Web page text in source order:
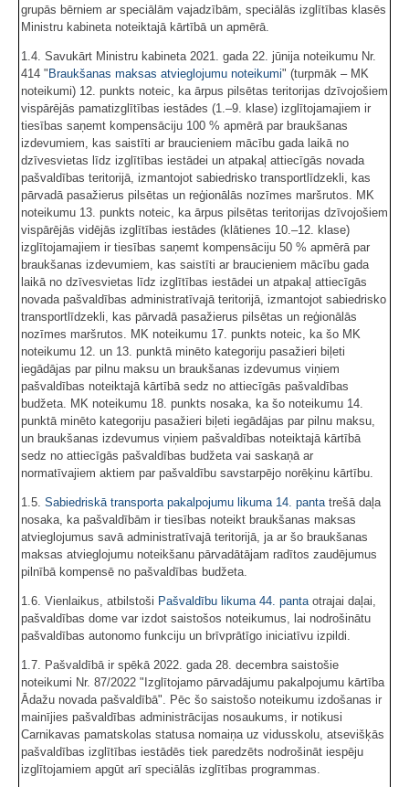
grupās bērniem ar speciālām vajadzībām, speciālās izglītības klasēs
Ministru kabineta noteiktajā kārtībā un apmērā.
1.4. Savukārt Ministru kabineta 2021. gada 22. jūnija noteikumu Nr.
414 " Braukšanas maksas atvieglojumu noteikumi" (turpmāk – MK
noteikumi) 12. punkts noteic, ka ārpus pilsētas teritorijas dzīvojošiem
vispārējās pamatizglītības iestādes (1.–9. klase) izglītojamajiem ir
tiesības saņemt kompensāciju 100 % apmērā par braukšanas
izdevumiem, kas saistīti ar braucieniem mācību gada laikā no
dzīvesvietas līdz izglītības iestādei un atpakaļ attiecīgās novada
pašvaldības teritorijā, izmantojot sabiedrisko transportlīdzekli, kas
pārvadā pasažierus pilsētas un reģionālās nozīmes maršrutos. MK
noteikumu 13. punkts noteic, ka ārpus pilsētas teritorijas dzīvojošiem
vispārējās vidējās izglītības iestādes (klātienes 10.–12. klase)
izglītojamajiem ir tiesības saņemt kompensāciju 50 % apmērā par
braukšanas izdevumiem, kas saistīti ar braucieniem mācību gada
laikā no dzīvesvietas līdz izglītības iestādei un atpakaļ attiecīgās
novada pašvaldības administratīvajā teritorijā, izmantojot sabiedrisko
transportlīdzekli, kas pārvadā pasažierus pilsētas un reģionālās
nozīmes maršrutos. MK noteikumu 17. punkts noteic, ka šo MK
noteikumu 12. un 13. punktā minēto kategoriju pasažieri biļeti
iegādājas par pilnu maksu un braukšanas izdevumus viņiem
pašvaldības noteiktajā kārtībā sedz no attiecīgās pašvaldības
budžeta. MK noteikumu 18. punkts nosaka, ka šo noteikumu 14.
punktā minēto kategoriju pasažieri biļeti iegādājas par pilnu maksu,
un braukšanas izdevumus viņiem pašvaldības noteiktajā kārtībā
sedz no attiecīgās pašvaldības budžeta vai saskaņā ar
normatīvajiem aktiem par pašvaldību savstarpējo norēķinu kārtību.
1.5. Sabiedriskā transporta pakalpojumu likuma 14. panta trešā daļa
nosaka, ka pašvaldībām ir tiesības noteikt braukšanas maksas
atvieglojumus savā administratīvajā teritorijā, ja ar šo braukšanas
maksas atvieglojumu noteikšanu pārvadātājam radītos zaudējumus
pilnībā kompensē no pašvaldības budžeta.
1.6. Vienlaikus, atbilstoši Pašvaldību likuma 44. panta otrajai daļai,
pašvaldības dome var izdot saistošos noteikumus, lai nodrošinātu
pašvaldības autonomo funkciju un brīvprātīgo iniciatīvu izpildi.
1.7. Pašvaldībā ir spēkā 2022. gada 28. decembra saistošie
noteikumi Nr. 87/2022 "Izglītojamo pārvadājumu pakalpojumu kārtība
Ādažu novada pašvaldībā". Pēc šo saistošo noteikumu izdošanas ir
mainījies pašvaldības administrācijas nosaukums, ir notikusi
Carnikavas pamatskolas statusa nomaiņa uz vidusskolu, atsevišķās
pašvaldības izglītības iestādēs tiek paredzēts nodrošināt iespēju
izglītojamiem apgūt arī speciālās izglītības programmas.